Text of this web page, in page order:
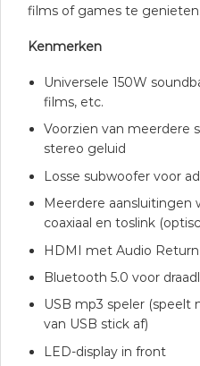
films of games te genieten.
Kenmerken
Universele 150W
films, etc.
Voorzien van meerdere
stereo geluid
Losse subwoofer voor
Meerdere aansluitingen
coaxiaal en toslink
HDMI met Audio Return
Bluetooth 5.0 voor
USB mp3 speler
van USB stick af)
LED-display in front